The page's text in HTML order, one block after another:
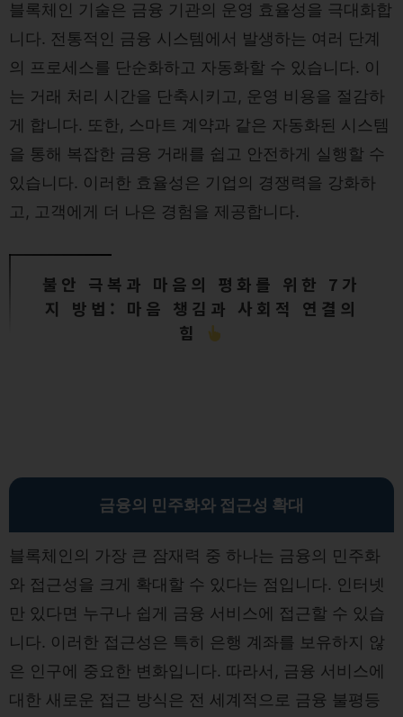
블록체인 기술은 금융 기관의 운영 효율성을 극대화합
니다. 전통적인 금융 시스템에서 발생하는 여러 단계
의 프로세스를 단순화하고 자동화할 수 있습니다. 이
는 거래 처리 시간을 단축시키고, 운영 비용을 절감하
게 합니다. 또한, 스마트 계약과 같은 자동화된 시스템
을 통해 복잡한 금융 거래를 쉽고 안전하게 실행할 수
있습니다. 이러한 효율성은 기업의 경쟁력을 강화하
고, 고객에게 더 나은 경험을 제공합니다.
불안 극복과 마음의 평화를 위한 7가
지 방법: 마음 챙김과 사회적 연결의
힘
금융의 민주화와 접근성 확대
블록체인의 가장 큰 잠재력 중 하나는 금융의 민주화
와 접근성을 크게 확대할 수 있다는 점입니다. 인터넷
만 있다면 누구나 쉽게 금융 서비스에 접근할 수 있습
니다. 이러한 접근성은 특히 은행 계좌를 보유하지 않
은 인구에 중요한 변화입니다. 따라서, 금융 서비스에
대한 새로운 접근 방식은 전 세계적으로 금융 불평등